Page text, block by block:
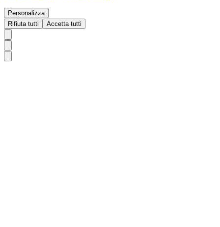
Personalizza
Rifiuta tutti
Accetta tutti